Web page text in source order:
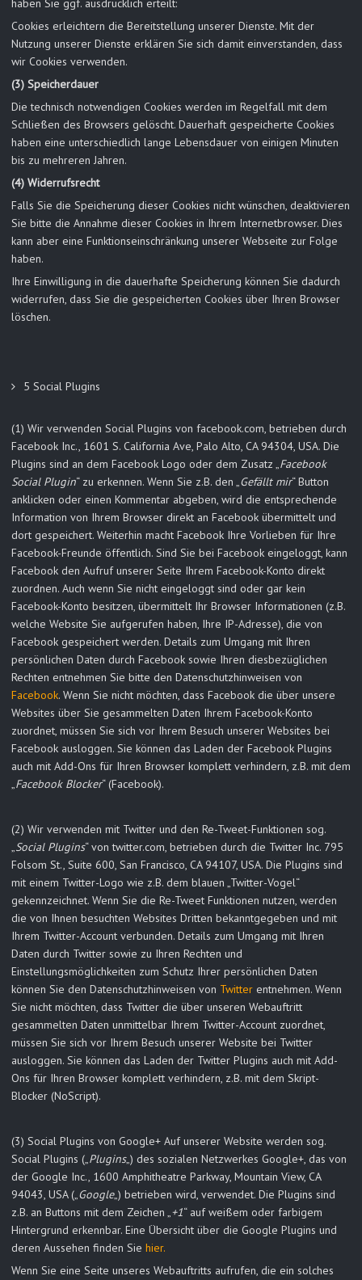
haben Sie ggf. ausdrücklich erteilt:
Cookies erleichtern die Bereitstellung unserer Dienste. Mit der
Nutzung unserer Dienste erklären Sie sich damit einverstanden, dass
wir Cookies verwenden.
(3) Speicherdauer
Die technisch notwendigen Cookies werden im Regelfall mit dem
Schließen des Browsers gelöscht. Dauerhaft gespeicherte Cookies
haben eine unterschiedlich lange Lebensdauer von einigen Minuten
bis zu mehreren Jahren.
(4) Widerrufsrecht
Falls Sie die Speicherung dieser Cookies nicht wünschen, deaktivieren
Sie bitte die Annahme dieser Cookies in Ihrem Internetbrowser. Dies
kann aber eine Funktionseinschränkung unserer Webseite zur Folge
haben.
Ihre Einwilligung in die dauerhafte Speicherung können Sie dadurch
widerrufen, dass Sie die gespeicherten Cookies über Ihren Browser
löschen.
5 Social Plugins
(1) Wir verwenden Social Plugins von facebook.com, betrieben durch
Facebook Inc., 1601 S. California Ave, Palo Alto, CA 94304, USA. Die
Plugins sind an dem Facebook Logo oder dem Zusatz „Facebook
Social Plugin“ zu erkennen. Wenn Sie z.B. den „Gefällt mir“ Button
anklicken oder einen Kommentar abgeben, wird die entsprechende
Information von Ihrem Browser direkt an Facebook übermittelt und
dort gespeichert. Weiterhin macht Facebook Ihre Vorlieben für Ihre
Facebook-Freunde öffentlich. Sind Sie bei Facebook eingeloggt, kann
Facebook den Aufruf unserer Seite Ihrem Facebook-Konto direkt
zuordnen. Auch wenn Sie nicht eingeloggt sind oder gar kein
Facebook-Konto besitzen, übermittelt Ihr Browser Informationen (z.B.
welche Website Sie aufgerufen haben, Ihre IP-Adresse), die von
Facebook gespeichert werden. Details zum Umgang mit Ihren
persönlichen Daten durch Facebook sowie Ihren diesbezüglichen
Rechten entnehmen Sie bitte den Datenschutzhinweisen von
Facebook. Wenn Sie nicht möchten, dass Facebook die über unsere
Websites über Sie gesammelten Daten Ihrem Facebook-Konto
zuordnet, müssen Sie sich vor Ihrem Besuch unserer Websites bei
Facebook ausloggen. Sie können das Laden der Facebook Plugins
auch mit Add-Ons für Ihren Browser komplett verhindern, z.B. mit dem
„Facebook Blocker“ (Facebook).
(2) Wir verwenden mit Twitter und den Re-Tweet-Funktionen sog.
„Social Plugins“ von twitter.com, betrieben durch die Twitter Inc. 795
Folsom St., Suite 600, San Francisco, CA 94107, USA. Die Plugins sind
mit einem Twitter-Logo wie z.B. dem blauen „Twitter-Vogel“
gekennzeichnet. Wenn Sie die Re-Tweet Funktionen nutzen, werden
die von Ihnen besuchten Websites Dritten bekanntgegeben und mit
Ihrem Twitter-Account verbunden. Details zum Umgang mit Ihren
Daten durch Twitter sowie zu Ihren Rechten und
Einstellungsmöglichkeiten zum Schutz Ihrer persönlichen Daten
können Sie den Datenschutzhinweisen von Twitter entnehmen. Wenn
Sie nicht möchten, dass Twitter die über unseren Webauftritt
gesammelten Daten unmittelbar Ihrem Twitter-Account zuordnet,
müssen Sie sich vor Ihrem Besuch unserer Website bei Twitter
ausloggen. Sie können das Laden der Twitter Plugins auch mit Add-
Ons für Ihren Browser komplett verhindern, z.B. mit dem Skript-
Blocker (NoScript).
(3) Social Plugins von Google+ Auf unserer Website werden sog.
Social Plugins („Plugins„) des sozialen Netzwerkes Google+, das von
der Google Inc., 1600 Amphitheatre Parkway, Mountain View, CA
94043, USA („Google„) betrieben wird, verwendet. Die Plugins sind
z.B. an Buttons mit dem Zeichen „+1“ auf weißem oder farbigem
Hintergrund erkennbar. Eine Übersicht über die Google Plugins und
deren Aussehen finden Sie hier.
Wenn Sie eine Seite unseres Webauftritts aufrufen, die ein solches